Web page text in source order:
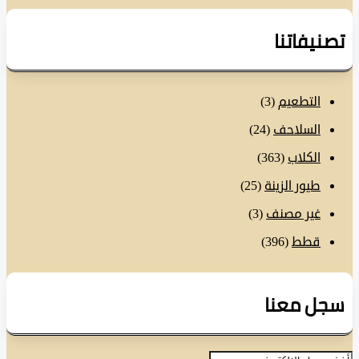
التطعيم(3)
السلاحف(24)
الكلاب(363)
طيور الزينة (25)
غير مصنف(3)
قطط
(396)
معنا